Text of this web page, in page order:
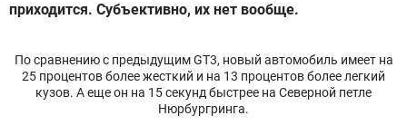
приходится. Субъективно, их нет вообще.
По сравнению с предыдущим GT3, новый автомобиль имеет на
25 процентов более жесткий и на 13 процентов более легкий
кузов. А еще он на 15 секунд быстрее на Северной петле
Нюрбургринга.